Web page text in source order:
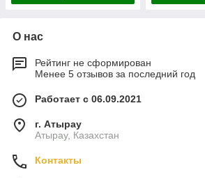
О нас
Рейтинг не сформирован
Менее 5 отзывов за последний год
Работает с 06.09.2021
г. Атырау
Атырау, Казахстан
Контакты